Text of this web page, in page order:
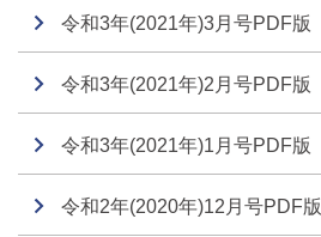
令和3年(2021年)3月号PDF版
令和3年(2021年)2月号PDF版
令和3年(2021年)1月号PDF版
令和2年(2020年)12月号PDF版